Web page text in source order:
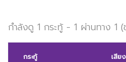
กำลังดู 1 กระทู้ - 1 ผ่านทาง 1
กระทู้ เสียง